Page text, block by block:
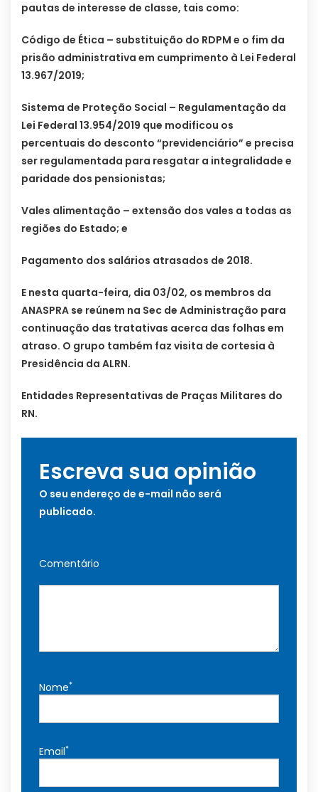
pautas de interesse de classe, tais como:
Código de Ética – substituição do RDPM e o fim da
prisão administrativa em cumprimento à Lei Federal
13.967/2019;
Sistema de Proteção Social – Regulamentação da
Lei Federal 13.954/2019 que modificou os
percentuais do desconto “previdenciário” e precisa
ser regulamentada para resgatar a integralidade e
paridade dos pensionistas;
Vales alimentação – extensão dos vales a todas as
regiões do Estado; e
Pagamento dos salários atrasados de 2018.
E nesta quarta-feira, dia 03/02, os membros da
ANASPRA se reúnem na Sec de Administração para
continuação das tratativas acerca das folhas em
atraso. O grupo também faz visita de cortesia à
Presidência da ALRN.
Entidades Representativas de Praças Militares do
RN.
Escreva sua opinião
O seu endereço de e-mail não será
publicado.
Comentário
Nome*
Email*